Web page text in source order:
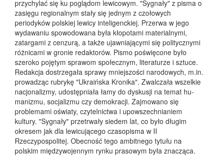
przychylać się ku poglądom lewicowym. "Sygnały" z pisma o
zasięgu regionalnym stały się jednym z czołowych
periodyków polskiej lewicy inteligenckiej. Przerwa w jego
wydawaniu spowodowana była kłopotami materialnymi,
zatargami z cenzurą, a także ujawniającymi się politycznymi
różnicami w gronie redaktorów. Pismo poświęcone było
szeroko pojętym sprawom społecznym, literaturze i sztuce.
Redakcja dostrzegała sprawy mniejszości narodowych, m.in.
prowadząc rubrykę "Ukraińska Kronika". Zwalczała wszelkie
nacjonalizmy, udostępniała łamy do dyskusji na temat hu-
manizmu, socjalizmu czy demokracji. Zajmowano się
problemami oświaty, czytelnictwa i upowszechnianiem
kultury. "Sygnały" przetrwały siedem lat, co było długim
okresem jak dla lewicującego czasopisma w II
Rzeczypospolitej. Obecność tego ambitnego tytułu na
polskim międzywojennym rynku prasowym była znacząca.